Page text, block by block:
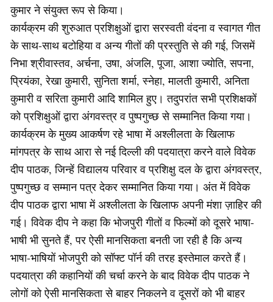
कुमार ने संयुक्त रूप से किया।
कार्यक्रम की शुरुआत प्रशिक्षुओं द्वारा सरस्वती वंदना व स्वागत गीत
के साथ-साथ बटोहिया व अन्य गीतों की प्रस्तुति से की गई, जिसमें
निभा श्रीवास्तव, अर्चना, उषा, अंजलि, पूजा, आशा ज्योति, सपना,
प्रियंका, रेखा कुमारी, सुनिता शर्मा, स्नेहा, मालती कुमारी, अनिता
कुमारी व सरिता कुमारी आदि शामिल हुए। तदुपरांत सभी प्रशिक्षकों
को प्रशिक्षुओं द्वारा अंगवस्त्र व पुष्पगुच्छ से सम्मानित किया गया।
कार्यक्रम के मुख्य आकर्षण रहे भाषा में अश्लीलता के खिलाफ
मांगपत्र के साथ आरा से नई दिल्ली की पदयात्रा करने वाले विवेक
दीप पाठक, जिन्हें विद्यालय परिवार व प्रशिक्षु दल के द्वारा अंगवस्त्र,
पुष्पगुच्छ व सम्मान पत्र देकर सम्मानित किया गया। अंत में विवेक
दीप पाठक द्वारा भाषा में अश्लीलता के खिलाफ अपनी मंशा ज़ाहिर की
गई। विवेक दीप ने कहा कि भोजपुरी गीतों व फिल्मों को दूसरे भाषा-
भाषी भी सुनते हैं, पर ऐसी मानसिकता बनती जा रही है कि अन्य
भाषा-भाषियों भोजपुरी को सॉफ्ट पॉर्न की तरह इस्तेमाल करते हैं।
पदयात्रा की कहानियों की चर्चा करने के बाद विवेक दीप पाठक ने
लोगों को ऐसी मानसिकता से बाहर निकलने व दूसरों को भी बाहर